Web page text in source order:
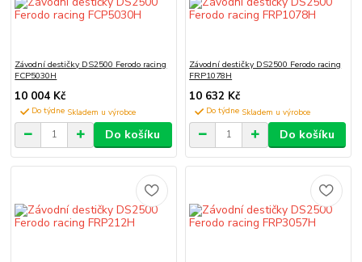
Závodní destičky DS2500 Ferodo racing
FCP5030H
10 004 Kč
Do týdne
Do košíku
Závodní destičky DS2500 Ferodo racing
FRP1078H
10 632 Kč
Do týdne
Do košíku